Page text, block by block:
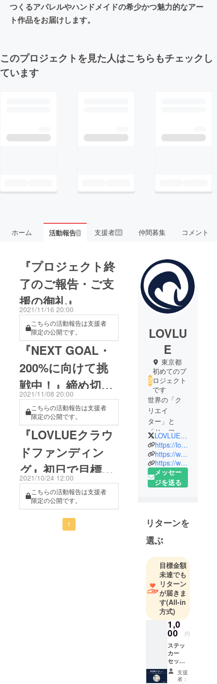
つくるアパレルやハンドメイドの希少かつ魅力的なアー
ト作品をお届けします。
このプロジェクトを見た人はこちらもチェックし
ています
ホーム 活動報告3 支援者44 仲間募集 コメント
『プロジェクト終
了のご報告・ご支
援の御礼』
2021/11/16 20:00
こちらの活動報告は支援者
限定の公開です。
『NEXT GOAL・
200%に向けて挑
戦中！』締め切り
まで残り7日間と
なりました。
2021/11/08 20:00
こちらの活動報告は支援者
限定の公開です。
『LOVLUEクラウ
ドファンディン
グ』初日で目標金
額20万円達成しま
した！
2021/10/24 12:00
こちらの活動報告は支援者
限定の公開です。
1
LOVLU
E
東京都
初めてのプ
ロジェクト
です
世界の「ク
リエイ
ター」と
「サーフ・
ストリー
ト・アート
のカル
チャーを愛
する人」が
所をつくる
ため、世界
に点在する
ク・コアな
ものづくり
に取り組む
アーティス
ト・クリエ
イターを発
掘し、現地
の最新の情
報や作品を
配信してい
ます。
創造力が高
LOVLUETOKYO
https://lovlue.com/
https://www.instagram.com/lovluetokyo/
https://www.facebook.com/Lovlue-Shop-109118564696230
メッセー
ジを送る
リターンを
選ぶ
目標金額
未達でも
リターン
が届きま
す(All-in
方式)
1,0
00 円
ステッ
カー
セット
●LOVL
UEから
支援
者：